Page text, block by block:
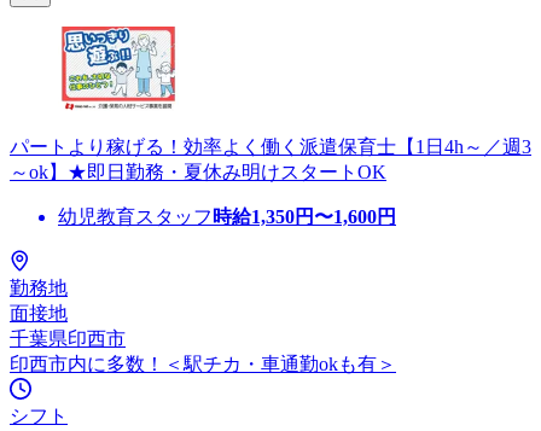
パートより稼げる！効率よく働く派遣保育士【1日4h～／週3
～ok】★即日勤務・夏休み明けスタートOK
幼児教育スタッフ 時給1,350円〜1,600円
勤務地
面接地
千葉県印西市
印西市内に多数！＜駅チカ・車通勤okも有＞
シフト